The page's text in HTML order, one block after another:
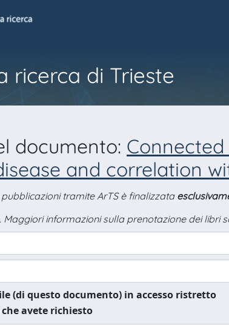
ricerca di Trieste
documento:
and correlation
tramite ArTS è finalizzata
. Maggiori informazioni sulla prenotazione dei libri
(di questo documento) in accesso ristretto
avete richiesto